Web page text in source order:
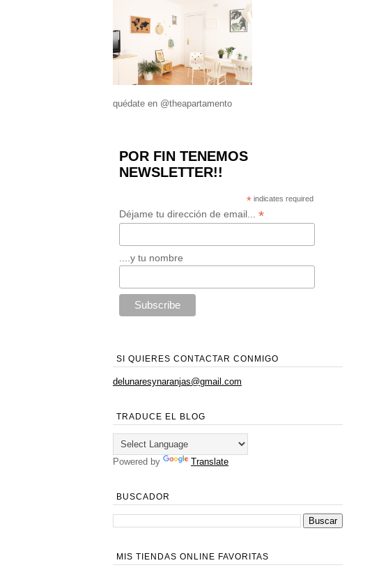
quédate en @theapartamento
POR FIN TENEMOS
NEWSLETTER!!
* indicates required
Déjame tu dirección de email... *
....y tu nombre
SI QUIERES CONTACTAR CONMIGO
delunaresynaranjas@gmail.com
TRADUCE EL BLOG
Powered by Translate
BUSCADOR
MIS TIENDAS ONLINE FAVORITAS